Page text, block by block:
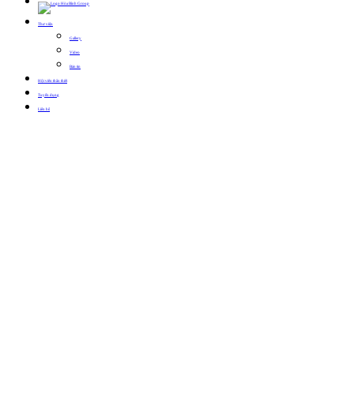
Thư viện
Gallery
Video
Bản tin
Hội viên thân thiết
Tuyển dụng
Liên hệ